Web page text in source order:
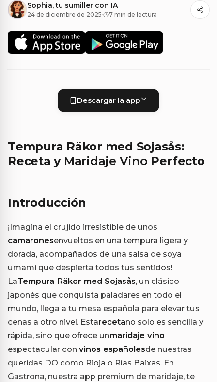
Sophia, tu sumiller con IA
24 de diciembre de 2025· 7 min de lectura
Descargar la app
Tempura Räkor med Sojasås:
Receta y Maridaje Vino Perfecto
Introducción
¡Imagina el crujido irresistible de unos
camaronesenvueltos en una tempura ligera y
dorada, acompañados de una salsa de soya
umami que despierta todos tus sentidos!
LaTempura Räkor med Sojasås, un clásico
japonés que conquista paladares en todo el
mundo, llega a tu mesa española para elevar tus
cenas a otro nivel. Estarecetano solo es sencilla y
rápida, sino que ofrece unmaridaje vino
espectacular con vinos españolesde nuestras
queridas DO como Rioja o Rías Baixas. En
Gastrona, nuestra app premium de maridaje, te